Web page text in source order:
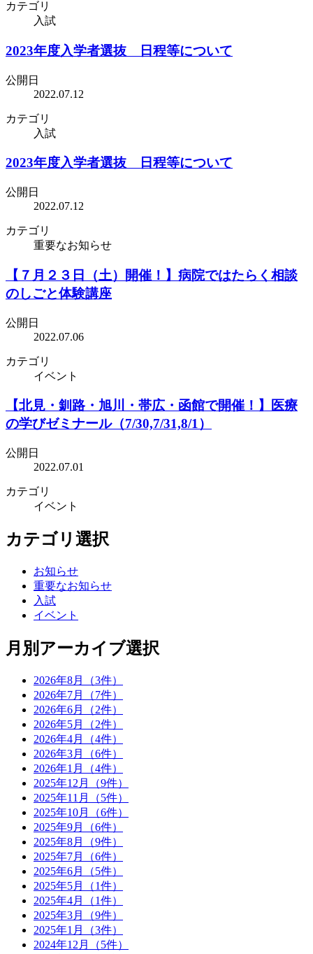
カテゴリ
入試
2023年度入学者選抜 日程等について
公開日
2022.07.12
カテゴリ
入試
2023年度入学者選抜 日程等について
公開日
2022.07.12
カテゴリ
重要なお知らせ
【７月２３日（土）開催！】病院ではたらく相談
のしごと体験講座
公開日
2022.07.06
カテゴリ
イベント
【北見・釧路・旭川・帯広・函館で開催！】医療
の学びゼミナール（7/30,7/31,8/1）
公開日
2022.07.01
カテゴリ
イベント
カテゴリ選択
お知らせ
重要なお知らせ
入試
イベント
月別アーカイブ選択
2026年8月（3件）
2026年7月（7件）
2026年6月（2件）
2026年5月（2件）
2026年4月（4件）
2026年3月（6件）
2026年1月（4件）
2025年12月（9件）
2025年11月（5件）
2025年10月（6件）
2025年9月（6件）
2025年8月（9件）
2025年7月（6件）
2025年6月（5件）
2025年5月（1件）
2025年4月（1件）
2025年3月（9件）
2025年1月（3件）
2024年12月（5件）